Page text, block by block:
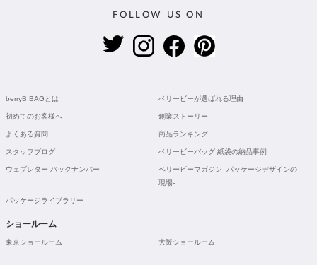
FOLLOW US ON
berryB BAGとは ベリービーが選ばれる理由
初めてのお客様へ 創業ストーリー
よくある質問 商品ランキング
スタッフブログ ベリービーバッグ 紙袋の納品事例
ウェブレター バックナンバー
ベリービーマガジン -パッケージデザインの
現場-
パッケージライブラリー
ショールーム
東京ショールーム 大阪ショールーム